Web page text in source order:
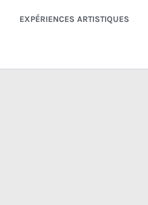
EXPÉRIENCES ARTISTIQUES